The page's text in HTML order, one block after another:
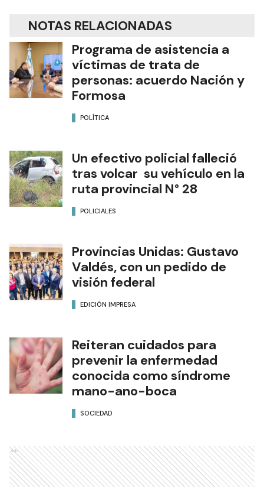
NOTAS RELACIONADAS
Programa de asistencia a
víctimas de trata de
personas: acuerdo Nación y
Formosa
POLÍTICA
Un efectivo policial falleció
tras volcar su vehículo en la
ruta provincial N° 28
POLICIALES
Provincias Unidas: Gustavo
Valdés, con un pedido de
visión federal
EDICIÓN IMPRESA
Reiteran cuidados para
prevenir la enfermedad
conocida como síndrome
mano-ano-boca
SOCIEDAD
Ads